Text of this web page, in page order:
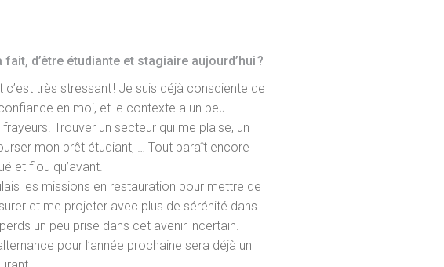
d’être étudiante et stagiaire aujourd’hui ?
c’est très stressant ! Je suis déjà consciente de
en moi, et le contexte a un peu
Trouver un secteur qui me plaise, un
mon prêt étudiant, … Tout paraît encore
et flou qu’avant.
les missions en restauration pour mettre de
et me projeter avec plus de sérénité dans
un peu prise dans cet avenir incertain.
pour l’année prochaine sera déjà un